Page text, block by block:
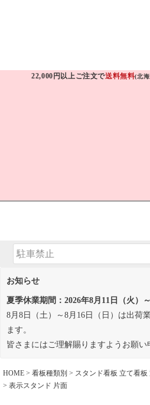
22,000円以上ご注文で送料無料(北
お知らせ
夏季休業期間：2026年8月11日（火）
8月8日（土）～8月16日（日）は出荷
ます。
皆さまにはご理解賜りますようお願い
HOME 看板種類別 スタンド看板 立て看
表示スタンド 片面